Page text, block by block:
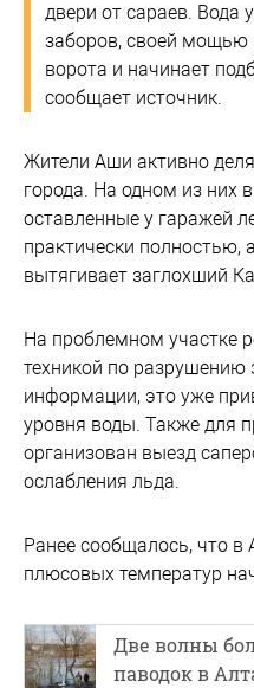
двери от сараев. Вода
заборов, своей мощью
ворота и начинает
сообщает источник.
Жители Аши активно
города. На одном из них
оставленные у гаражей
практически полностью,
вытягивает заглохший
На проблемном участке
техникой по разрушению
информации, это уже
уровня воды. Также для
организован выезд
ослабления льда.
Ранее сообщалось, что в
плюсовых температур
Две волны
паводок в